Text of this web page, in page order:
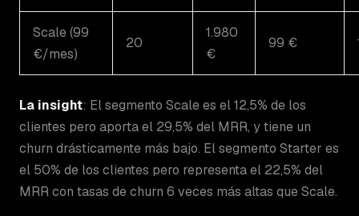
Scale (99
€/mes)
20
1.980
€
99 €
La insight: El segmento Scale es el 12,5% de los
clientes pero aporta el 29,5% del MRR, y tiene un
churn drásticamente más bajo. El segmento Starter es
el 50% de los clientes pero representa el 22,5% del
MRR con tasas de churn 6 veces más altas que Scale.